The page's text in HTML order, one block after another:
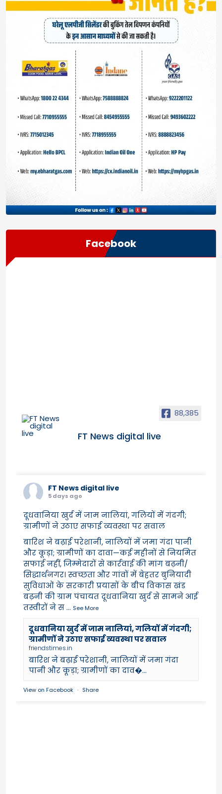
Facebook
88,385
FT News digital live
FT News digital live
5 days ago
दूधवानिया खुर्द में जाम नालियां, गलियों में गंदगी;
ग्रामीणों ने उठाए सफाई व्यवस्था पर सवाल
बारिश ने बढ़ाई परेशानी, नालियों में जमा गंदा पानी
और कूड़ा; ग्रामीणों का दावा—कई महीनों से नियमित
सफाई नहीं, जिम्मेदारों से कार्रवाई की मांग बढ़नी/
सिद्धार्थनगर। स्वच्छता और गांवों में बेहतर बुनियादी
सुविधाओं के सरकारी प्रयासों के बीच विकास खंड
बढ़नी की ग्राम पंचायत दूधवानिया खुर्द से सामने आई
तस्वीरों ने स... See More
दूधवानिया खुर्द में जाम नालियां, गलियों में गंदगी;
ग्रामीणों ने उठाए सफाई व्यवस्था पर सवाल
friendstimes.in
बारिश ने बढ़ाई परेशानी, नालियों में जमा गंदा
पानी और कूड़ा; ग्रामीणों का दाव�...
View on Facebook · Share